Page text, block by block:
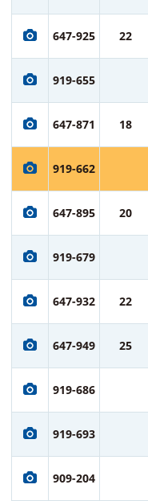
647-925 22
919-655
647-871 18
919-662
647-895 20
919-679
647-932 22
647-949 25
919-686
919-693
909-204